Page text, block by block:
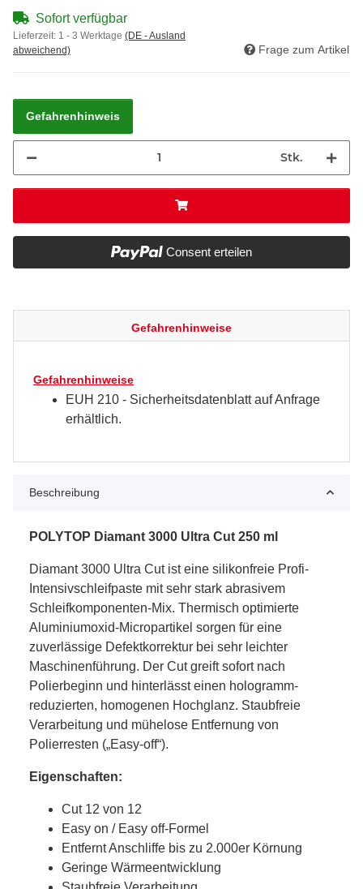
Sofort verfügbar
Lieferzeit: 1 - 3 Werktage (DE - Ausland
abweichend)
Frage zum Artikel
Gefahrenhinweis
Stk.
Consent erteilen
Gefahrenhinweise
Gefahrenhinweise
EUH 210 - Sicherheitsdatenblatt auf Anfrage
erhältlich.
Beschreibung
POLYTOP Diamant 3000 Ultra Cut 250 ml
Diamant 3000 Ultra Cut ist eine silikonfreie Profi-
Intensivschleifpaste mit sehr stark abrasivem
Schleifkomponenten-Mix. Thermisch optimierte
Aluminiumoxid-Micropartikel sorgen für eine
zuverlässige Defektkorrektur bei sehr leichter
Maschinenführung. Der Cut greift sofort nach
Polierbeginn und hinterlässt einen hologramm-
reduzierten, homogenen Hochglanz. Staubfreie
Verarbeitung und mühelose Entfernung von
Polierresten („Easy-off“).
Eigenschaften:
Cut 12 von 12
Easy on / Easy off-Formel
Entfernt Anschliffe bis zu 2.000er Körnung
Geringe Wärmeentwicklung